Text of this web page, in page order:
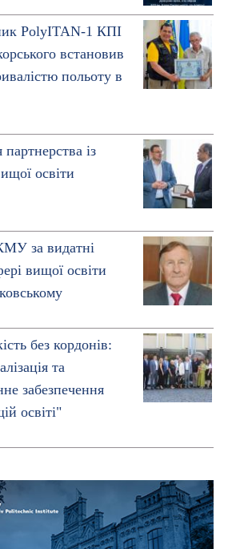
PolyITAN-1 КПІ
встановив
польоту в
із
освіти
за видатні
вищої освіти
без кордонів:
та
забезпечення
освіті"